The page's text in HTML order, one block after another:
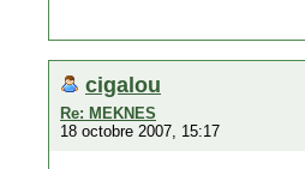
cigalou
Re: MEKNES
18 octobre 2007, 15:17